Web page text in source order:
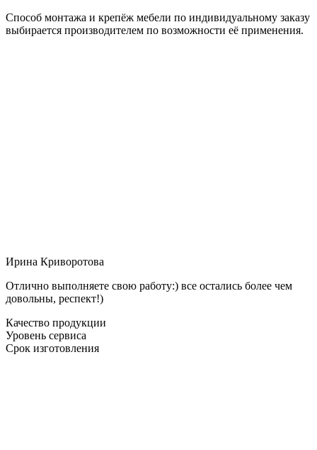
Способ монтажа и крепёж мебели по индивидуальному заказу
выбирается производителем по возможности её применения.
Ирина Криворотова
Отлично выполняете свою работу:) все остались более чем
довольны, респект!)
Качество продукции
Уровень сервиса
Срок изготовления